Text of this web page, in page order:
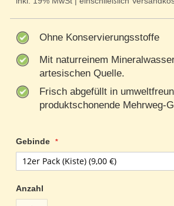
Ohne Konservierungsstoffe
Mit naturreinem
artesischen Quelle.
Frisch abgefüllt in
produktschonende Mehrweg-
Gebinde
Anzahl